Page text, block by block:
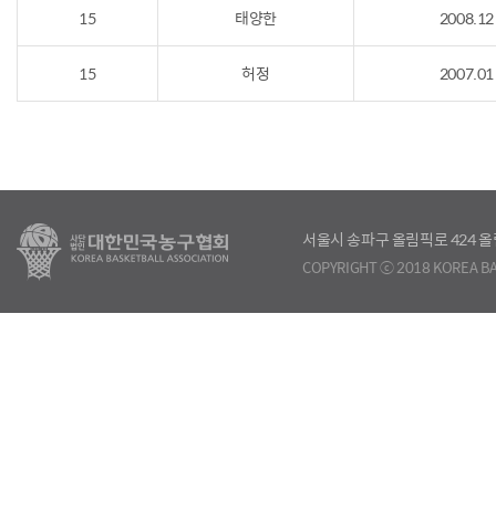
15 태양한 2008.12
15 허정 2007.01
서울시 송파구 올림픽로 424
COPYRIGHT ⓒ 2018 KOREA